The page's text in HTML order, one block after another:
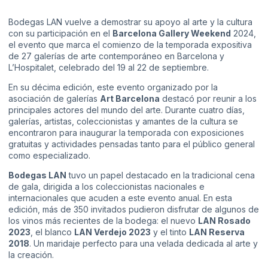
Bodegas LAN vuelve a demostrar su apoyo al arte y la cultura
con su participación en el Barcelona Gallery Weekend 2024,
el evento que marca el comienzo de la temporada expositiva
de 27 galerías de arte contemporáneo en Barcelona y
L’Hospitalet, celebrado del 19 al 22 de septiembre.
En su décima edición, este evento organizado por la
asociación de galerías Art Barcelona destacó por reunir a los
principales actores del mundo del arte. Durante cuatro días,
galerías, artistas, coleccionistas y amantes de la cultura se
encontraron para inaugurar la temporada con exposiciones
gratuitas y actividades pensadas tanto para el público general
como especializado.
Bodegas LAN tuvo un papel destacado en la tradicional cena
de gala, dirigida a los coleccionistas nacionales e
internacionales que acuden a este evento anual. En esta
edición, más de 350 invitados pudieron disfrutar de algunos de
los vinos más recientes de la bodega: el nuevo LAN Rosado
2023, el blanco LAN Verdejo 2023 y el tinto LAN Reserva
2018. Un maridaje perfecto para una velada dedicada al arte y
la creación.